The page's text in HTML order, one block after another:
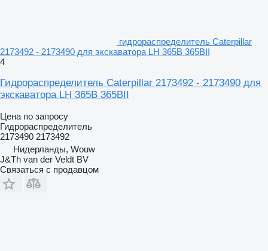
гидрораспределитель Caterpillar
2173492 - 2173490 для экскаватора LH 365B 365BII
4
Гидрораспределитель Caterpillar 2173492 - 2173490 для
экскаватора LH 365B 365BII
Цена по запросу
Гидрораспределитель
2173490 2173492
Нидерланды, Wouw
J&Th van der Veldt BV
Связаться с продавцом